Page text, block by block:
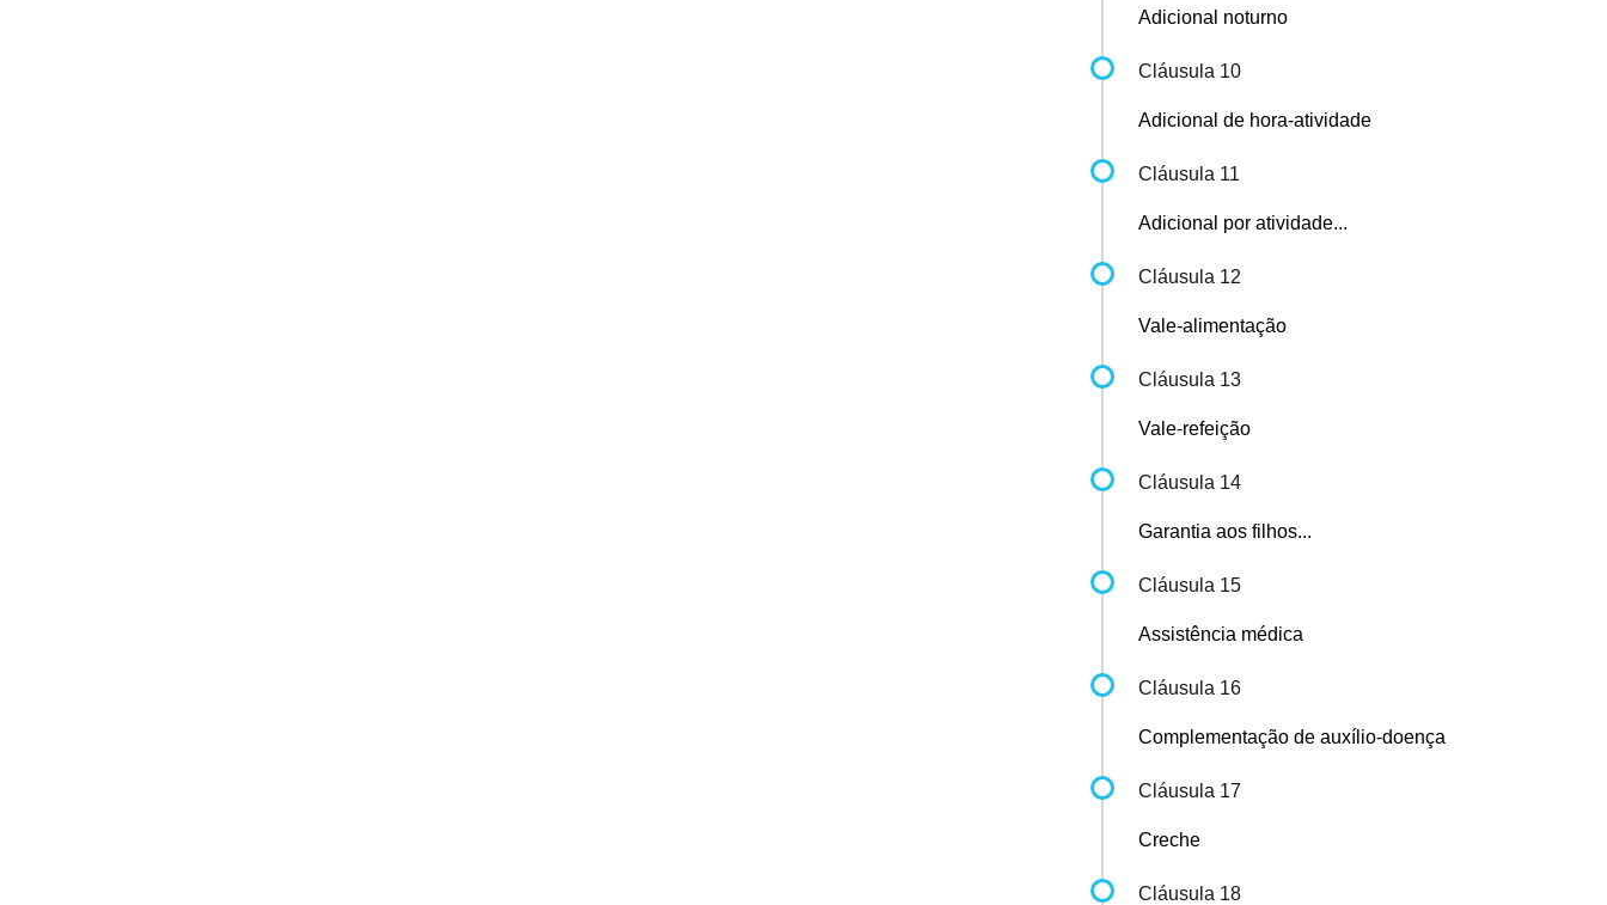
Adicional noturno
Cláusula 10
Adicional de hora-atividade
Cláusula 11
Adicional por atividade...
Cláusula 12
Vale-alimentação
Cláusula 13
Vale-refeição
Cláusula 14
Garantia aos filhos...
Cláusula 15
Assistência médica
Cláusula 16
Complementação de auxílio-doença
Cláusula 17
Creche
Cláusula 18